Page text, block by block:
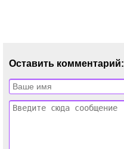
Оставить комментарий: